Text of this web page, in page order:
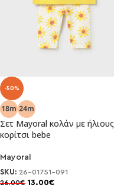
-50%
Σετ Mayoral κολάν με ήλιους
κορίτσι bebe
Mayoral
SKU: 26-01751-091
26.00€ 13.00€